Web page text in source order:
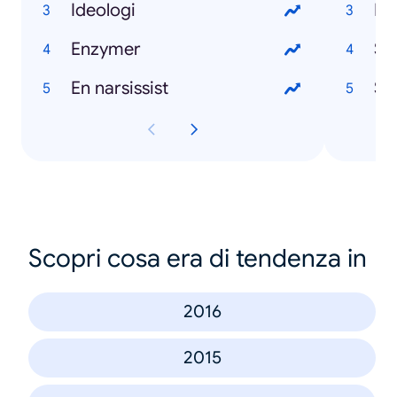
Ideologi
Enzymer
En narsissist
Scopri cosa era di tendenza in
2016
2015